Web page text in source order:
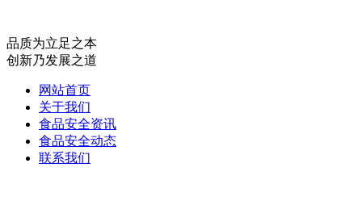
品质为立足之本
创新乃发展之道
网站首页
关于我们
食品安全资讯
食品安全动态
联系我们